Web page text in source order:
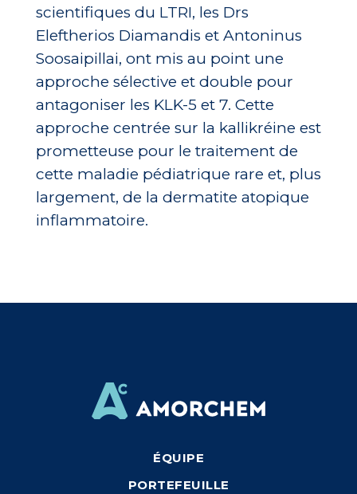
scientifiques du LTRI, les Drs
Eleftherios Diamandis et Antoninus
Soosaipillai, ont mis au point une
approche sélective et double pour
antagoniser les KLK-5 et 7. Cette
approche centrée sur la kallikréine est
prometteuse pour le traitement de
cette maladie pédiatrique rare et, plus
largement, de la dermatite atopique
inflammatoire.
ÉQUIPE
PORTEFEUILLE